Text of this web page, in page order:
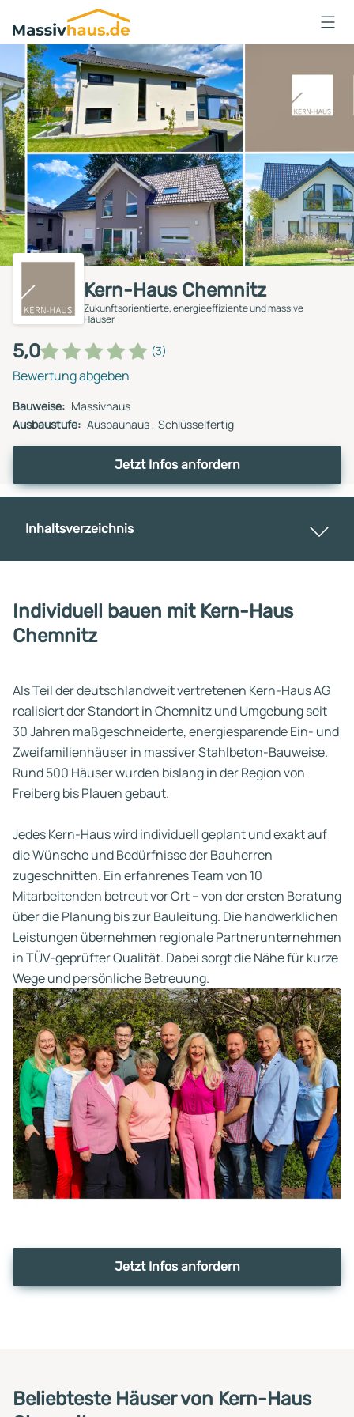
Massivhaus
Logo
Anmelden
Kern-Haus Chemnitz
Zukunftsorientierte, energieeffiziente und massive
Häuser
5,0 (3)
Bewertung abgeben
Bauweise: Massivhaus
Ausbaustufe: Ausbauhaus Schlüsselfertig
Jetzt Infos anfordern
Inhaltsverzeichnis
Individuell bauen mit Kern-Haus
Chemnitz
Als Teil der deutschlandweit vertretenen Kern-Haus AG
realisiert der Standort in Chemnitz und Umgebung seit
30 Jahren maßgeschneiderte, energiesparende Ein- und
Zweifamilienhäuser in massiver Stahlbeton-Bauweise.
Rund 500 Häuser wurden bislang in der Region von
Freiberg bis Plauen gebaut.
Jedes Kern-Haus wird individuell geplant und exakt auf
die Wünsche und Bedürfnisse der Bauherren
zugeschnitten. Ein erfahrenes Team von 10
Mitarbeitenden betreut vor Ort – von der ersten Beratung
über die Planung bis zur Bauleitung. Die handwerklichen
Leistungen übernehmen regionale Partnerunternehmen
in TÜV-geprüfter Qualität. Dabei sorgt die Nähe für kurze
Wege und persönliche Betreuung.
Jetzt Infos anfordern
Beliebteste Häuser von Kern-Haus